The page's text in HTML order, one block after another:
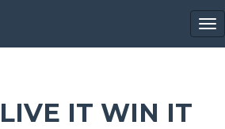
IT WIN IT